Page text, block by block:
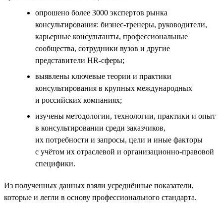
опрошено более 3000 экспертов рынка
консультирования: бизнес-тренеры, руководители,
карьерные консультанты, профессиональные
сообщества, сотрудники вузов и другие
представители HR-сферы;
выявлены ключевые теории и практики
консультирования в крупных международных
и российских компаниях;
изучены методологии, технологии, практики и опыт
в консультировании среди заказчиков,
их потребности и запросы, цели и иные факторы
с учётом их отраслевой и организационно-правовой
специфики.
Из полученных данных взяли усреднённые показатели,
которые и легли в основу профессионального стандарта.